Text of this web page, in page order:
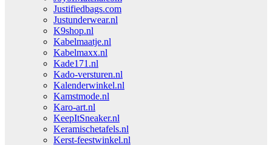
Justifiedbags.com
Justunderwear.nl
K9shop.nl
Kabelmaatje.nl
Kabelmaxx.nl
Kade171.nl
Kado-versturen.nl
Kalenderwinkel.nl
Kamstmode.nl
Karo-art.nl
KeepItSneaker.nl
Keramischetafels.nl
Kerst-feestwinkel.nl